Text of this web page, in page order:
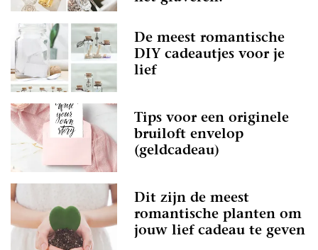
De meest romantische
DIY cadeautjes voor je
lief
Tips voor een originele
bruiloft envelop
(geldcadeau)
Dit zijn de meest
romantische planten om
jouw lief cadeau te geven